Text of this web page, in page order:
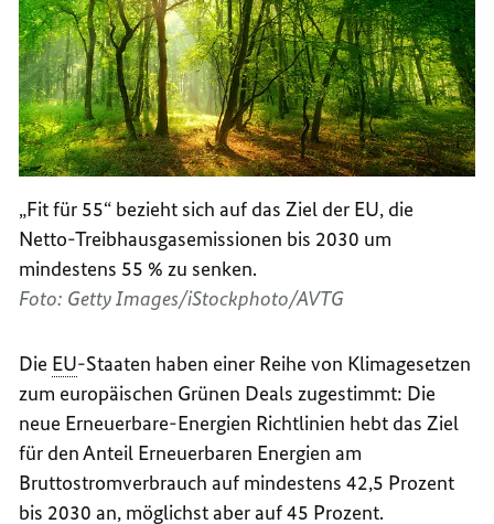
„Fit für 55“ bezieht sich auf das Ziel der EU, die
Netto-Treibhausgasemissionen bis 2030 um
mindestens 55 % zu senken.
Foto: Getty Images/iStockphoto/AVTG
Die EU-Staaten haben einer Reihe von Klimagesetzen
zum europäischen Grünen Deals zugestimmt: Die
neue Erneuerbare-Energien Richtlinien hebt das Ziel
für den Anteil Erneuerbaren Energien am
Bruttostromverbrauch auf mindestens 42,5 Prozent
bis 2030 an, möglichst aber auf 45 Prozent.